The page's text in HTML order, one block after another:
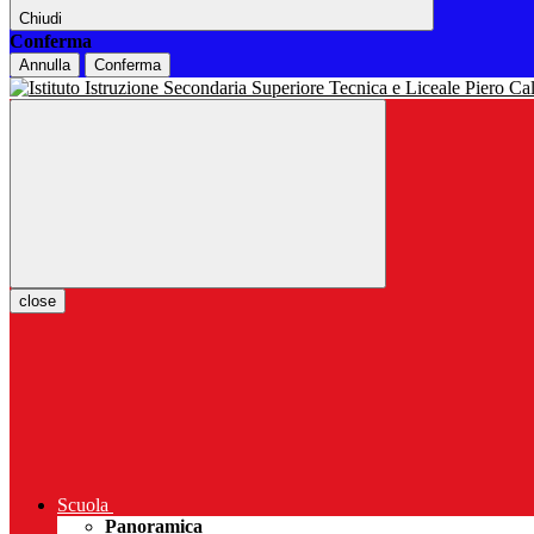
Chiudi
Conferma
Annulla Conferma
close
Scuola
Panoramica